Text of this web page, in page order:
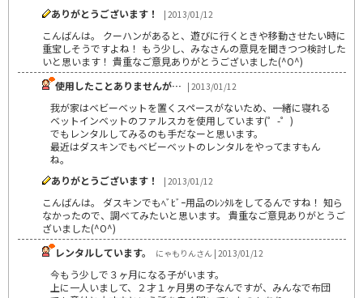
ありがとうございます！
| 2013/01/12
こんばんは。 クーハンがあると、遊びに行くときや移動させたい時に
重宝しそうですよね！ もう少し、みなさんの意見を聞きつつ検討した
いと思います！ 貴重なご意見ありがとうございました(^O^)
使用したことありませんが… | 2013/01/12
我が家はベビーベットを置くスペースがないため、一緒に寝れる
ベットインベットのファルスカを使用しています(゜-゜)
でもレンタルしてみるのも手だなーと思います。
最近はダスキンでもベビーベットのレンタルをやってますもん
ね。
ありがとうございます！
| 2013/01/12
こんばんは。 ダスキンでもﾍﾞﾋﾞｰ用品のﾚﾝﾀﾙをしてるんですね！ 知ら
なかったので、調べてみたいと思います。 貴重なご意見ありがとうご
ざいました(^O^)
レンタルしています。
にゃもりんさん | 2013/01/12
今もう少しで３ヶ月になる子がいます。
上に一人いまして、２才１ヶ月男の子なんですが、みんなで布団